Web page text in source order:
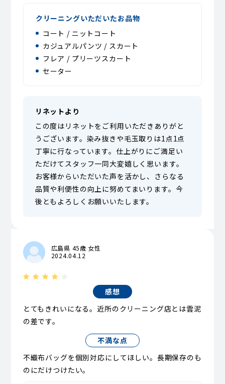
クリーニングいただいたお品物
コート / ニットコート
カジュアルパンツ / スカート
フレア / プリーツスカート
セーター
リネットより
この度はリネットをご利用いただきありがと
うございます。染み抜きや毛玉取りは1点1点
丁寧に行なっています。仕上がりにご満足い
ただけてスタッフ一同大変嬉しく思います。
お客様からいただいた声を活かし、さらなる
品質や利便性の向上に努めてまいります。今
後ともよろしくお願いいたします。
広島県 45歳 女性
2024.04.12
感想
とてもきれいになる。近所のクリーニング店とは雲泥
の差です。
不満な点
不織布バッグを個別対応にしてほしい。長期保存のも
のにだけつけたい。